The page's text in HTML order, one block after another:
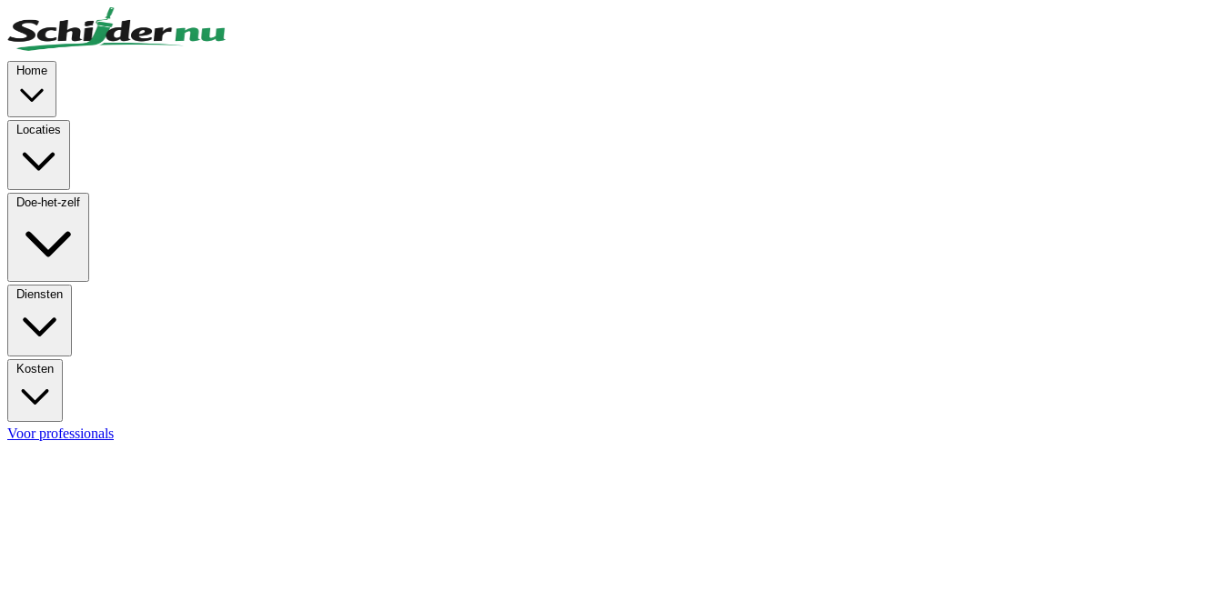
Skip to main content
Home
Locaties
Doe-het-zelf
Diensten
Kosten
Voor professionals